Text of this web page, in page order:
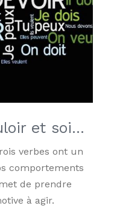
et soi…
verbes ont un
comportements
de prendre
à agir.